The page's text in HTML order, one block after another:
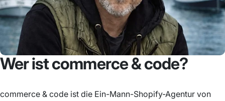
Weristcommerce&code?
commerce & code ist die Ein-Mann-Shopify-Agentur von